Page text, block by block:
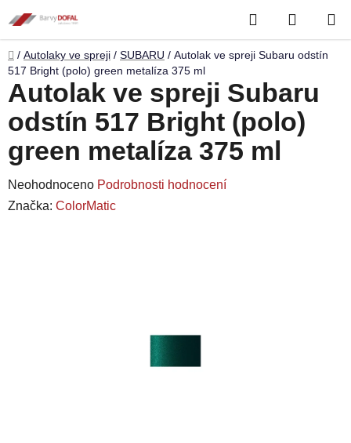
na
obsah
Hledat
KOŠÍK
Domů
/ Autolaky ve spreji / SUBARU / Autolak ve spreji Subaru odstín
517 Bright (polo) green metalíza 375 ml
Autolak ve spreji Subaru
odstín 517 Bright (polo)
green metalíza 375 ml
Průměrné
hodnocení
Neohodnoceno Podrobnosti hodnocení
Značka: ColorMatic